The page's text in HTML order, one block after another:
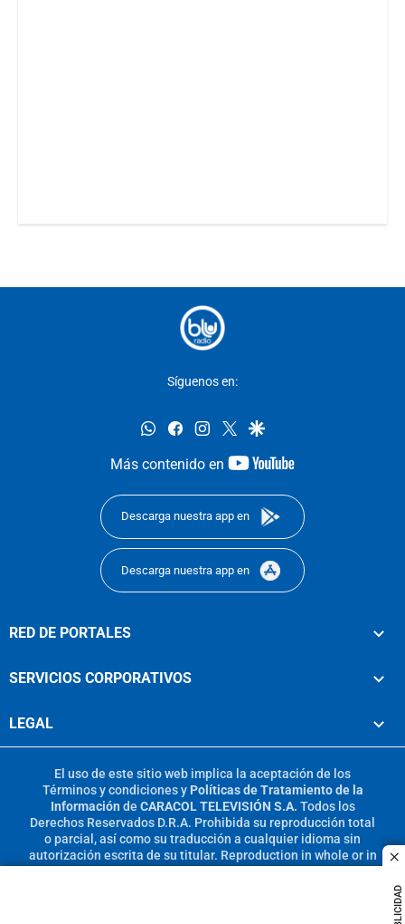
Síguenos en:
whatsappfacebookinstagram
twittergoogle
Más contenido en
youtube-
Descarga nuestra app en
Descarga nuestra app en
RED DE PORTALES
SERVICIOS CORPORATIVOS
LEGAL
El uso de este sitio web implica la aceptación de los
Términos y condicionesy Políticas de Tratamiento de la
Información de CARACOL TELEVISIÓN S.A. Todos los
Derechos Reservados D.R.A. Prohibida su reproducción total
o parcial, así como su traducción a cualquier idioma sin
autorización escrita de su titular. Reproduction in whole or in